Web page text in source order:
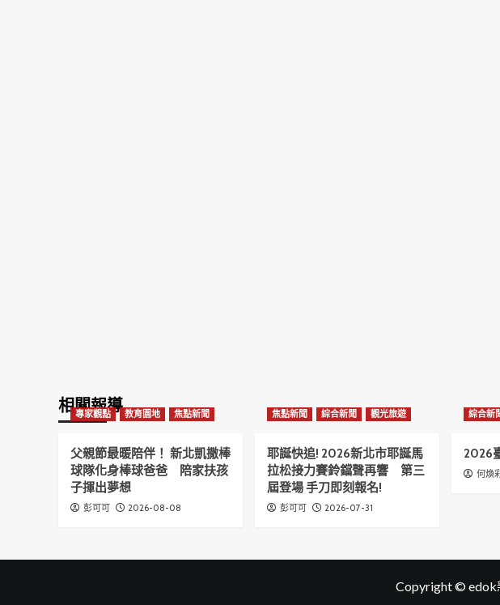
相關報導
專家觀點 教育園地 焦點新聞
父親節最暖陪伴！ 新北凱撒棒
球隊化身棒球爸爸 陪家扶孩
子揮出夢想
彭可可 2026-08-08
焦點新聞 綜合新聞 觀光旅遊
耶誕快追! 2026新北市耶誕馬
拉松接力賽鈴鐺聲再響 第三
屆登場 手刀即刻報名!
彭可可 2026-07-31
綜合新
2026
何煥
Copyright © edok